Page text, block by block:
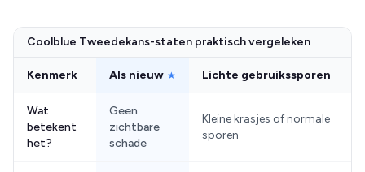
Coolblue Tweedekans-staten praktisch vergeleken
Kenmerk Als nieuw ★ Lichte gebruikssporen
Wat
betekent
het?
Geen
zichtbare
schade
Kleine krasjes of normale
sporen